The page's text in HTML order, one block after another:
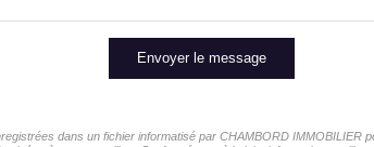
Envoyer le message
dans un fichier informatisé par CHAMBORD